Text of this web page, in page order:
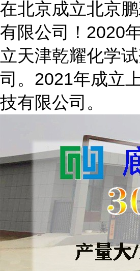
在北京成立北京
有限公司！2020
立天津乾耀化学
司。2021年成立
技有限公司。